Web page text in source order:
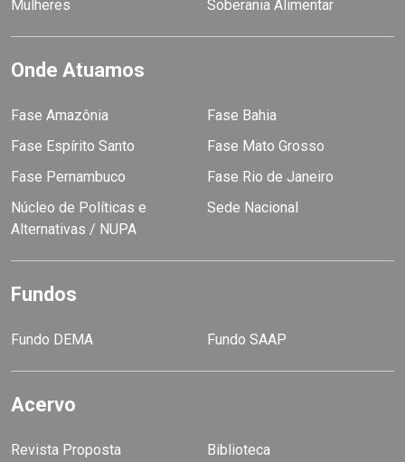
Mulheres Soberania Alimentar
Onde Atuamos
Fase Amazônia
Fase Bahia
Fase Espírito Santo
Fase Mato Grosso
Fase Pernambuco
Fase Rio de Janeiro
Núcleo de Políticas e
Alternativas / NUPA
Sede Nacional
Fundos
Fundo DEMA Fundo SAAP
Acervo
Revista Proposta
Biblioteca